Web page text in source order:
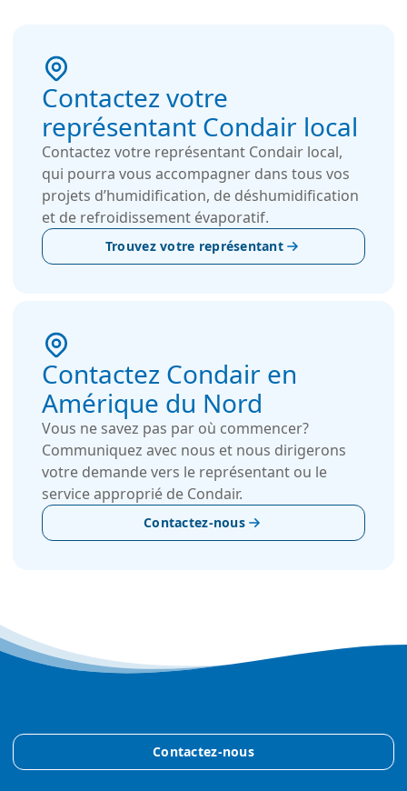
Contactez votre
représentant Condair local
Contactez votre représentant Condair local,
qui pourra vous accompagner dans tous vos
projets d’humidification, de déshumidification
et de refroidissement évaporatif.
Trouvez votre représentant
Contactez Condair en
Amérique du Nord
Vous ne savez pas par où commencer?
Communiquez avec nous et nous dirigerons
votre demande vers le représentant ou le
service approprié de Condair.
Contactez-nous
Contactez-nous